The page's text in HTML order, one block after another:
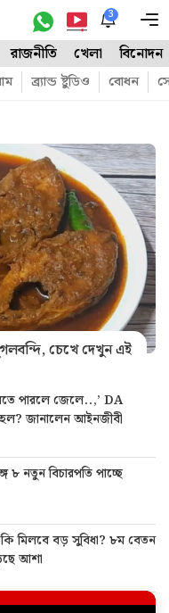
3
রাজনীতি খেলা বিনোদন
ব্র্যান্ড ষ্টুডিও বোধন
চেখে দেখুন এই
পারলে জেলে..,’ DA
জানালেন আইনজীবী
নতুন বিচারপতি পাচ্ছে
মিলবে বড় সুবিধা? ৮ম বেতন
আশা